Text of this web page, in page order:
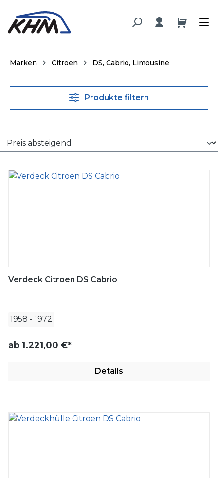
springen
Marken Citroen DS, Cabrio, Limousine
Produkte filtern
Verdeck Citroen DS Cabrio
1958 - 1972
ab 1.221,00 €*
Details